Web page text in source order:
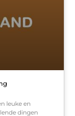
leuke en
dingen